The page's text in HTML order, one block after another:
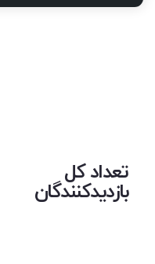
تعداد کل
بازدیدکنندگان